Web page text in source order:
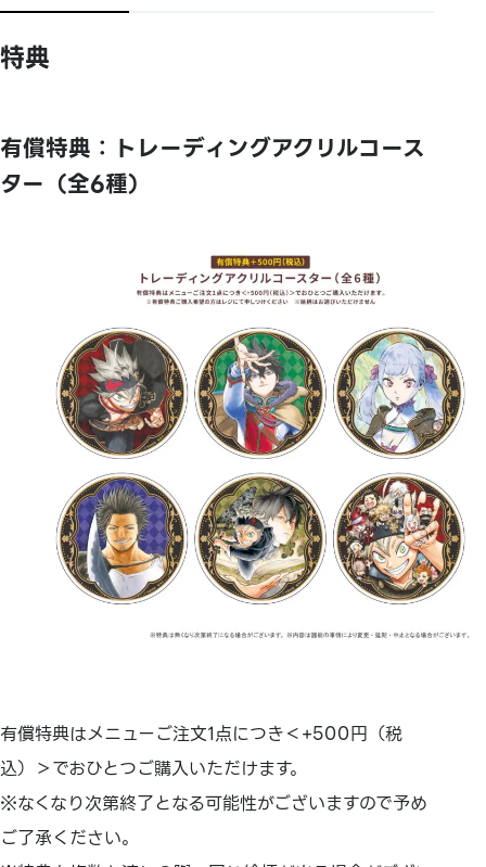
特典
有償特典：トレーディングアクリルコース
ター（全6種）
有償特典はメニューご注文1点につき＜+500円（税
込）＞でおひとつご購入いただけます。
※なくなり次第終了となる可能性がございますので予め
ご了承ください。